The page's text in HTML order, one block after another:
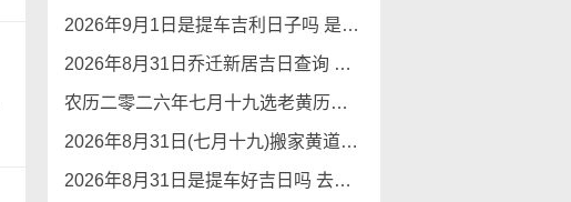
2026年9月1日是提车吉利日子吗 是提新车的吉日吗
2026年8月31日乔迁新居吉日查询 乔迁新居有什么讲究
农历二零二六年七月十九选老黄历入宅 2026年8月31日这天可以入宅搬家吗
2026年8月31日(七月十九)搬家黄道吉日 是搬家的好日子吗
2026年8月31日是提车好吉日吗 去提车如何